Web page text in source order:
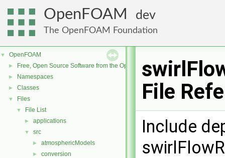
OpenFOAM dev
The OpenFOAM Foundation
▼ OpenFOAM
► Free, Open Source Software from the OpenFOAM Foundation
► Namespaces
► Classes
▼ Files
▼ File List
► applications
▼ src
► atmosphericModels
► conversion
File
Include